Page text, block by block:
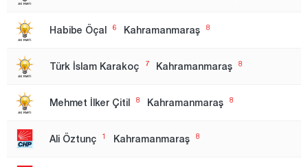
2. Region
3. Region
Ardahan
Artvin
Habibe Öçal 6 Kahramanmaraş 8
Türk İslam Karakoç 7 Kahramanmaraş 8
Mehmet İlker Çitil 8 Kahramanmaraş 8
Ali Öztunç 1 Kahramanmaraş 8